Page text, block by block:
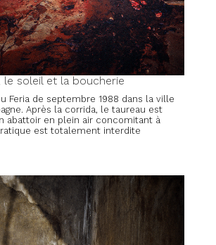
le soleil et la boucherie
Feria de septembre 1988 dans la ville
Après la corrida, le taureau est
abattoir en plein air concomitant à
est totalement interdite